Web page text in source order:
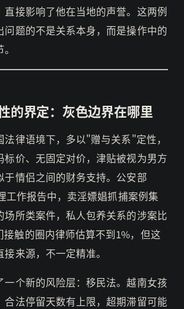
直接影响了他在当地的声誉。这两例
问题的不是关系本身，而是操作中的
的界定：灰色边界在哪里
律语境下，多以"赠与关系"定性，
标价、无固定对价，津贴被视为男方
于情侣之间的财务支持。公安部
工作报告中，卖淫嫖娼抓捕案例集
场所类案件，私人包养关系的涉案比
触的圈内律师估算不到1%，但这
来源，不一定精准。
一个新的风险层：移民法。越南女孩
合法停留天数有上限，超期滞留可能